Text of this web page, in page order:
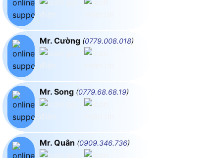
Mr. Cường (0779.008.018)
Mr. Song (0779.68.68.19)
Mr. Quân (0909.346.736)